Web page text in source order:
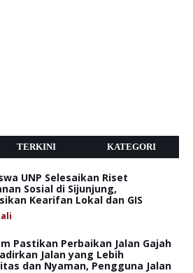
TERKINI KATEGORI
UNP Selesaikan Riset
Sosial di Sijunjung,
Kearifan Lokal dan GIS
Pastikan Perbaikan Jalan Gajah
Jalan yang Lebih
dan Nyaman, Pengguna Jalan